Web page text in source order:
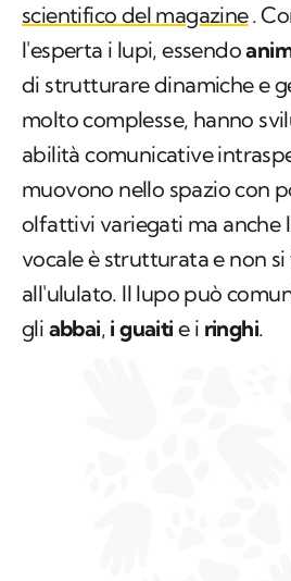
scientifico del magazine.
l'esperta i lupi, essendo
di strutturare dinamiche e
molto complesse, hanno
abilità comunicative
muovono nello spazio con
olfattivi variegati ma anche
vocale è strutturata e non
all'ululato. Il lupo può
gli abbai, i guaiti e i ringhi.